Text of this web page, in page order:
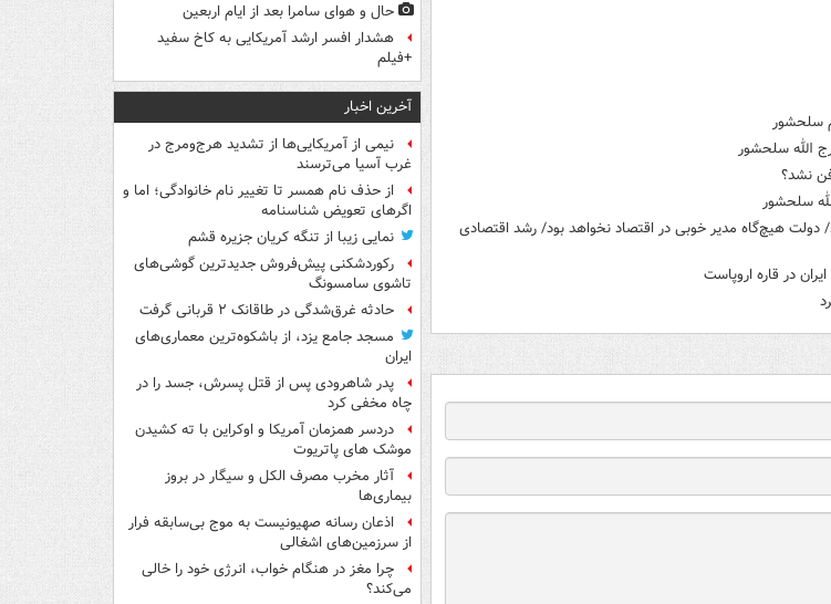
سلحشور
الله سلحشور
نشد؟
سلحشور
دولت هیچ‌گاه مدیر خوبی در اقتصاد نخواهد بود/ رشد اقتصادی
در قاره اروپاست
حال و هوای سامرا بعد از ایام اربعین
هشدار افسر ارشد آمریکایی به کاخ سفید
+فیلم
آخرین اخبار
نیمی از آمریکایی‌ها از تشدید هرج‌ومرج در
غرب آسیا می‌ترسند
از حذف نام همسر تا تغییر نام خانوادگی؛ اما و
اگرهای تعویض شناسنامه
نمایی زیبا از تنگه کریان جزیره قشم
رکوردشکنی پیش‌فروش جدیدترین گوشی‌های
تاشوی سامسونگ
حادثه غرق‌شدگی در طاقانک ۲ قربانی گرفت
مسجد جامع یزد، از باشکوه‌ترین معماری‌های
ایران
پدر شاهرودی پس از قتل پسرش، جسد را در
چاه مخفی کرد
دردسر همزمان آمریکا و اوکراین با ته کشیدن
موشک های پاتریوت
آثار مخرب مصرف الکل و سیگار در بروز
بیماری‌ها
اذعان رسانه صهیونیست به موج بی‌سابقه فرار
از سرزمین‌های اشغالی
چرا مغز در هنگام خواب، انرژی خود را خالی
می‌کند؟